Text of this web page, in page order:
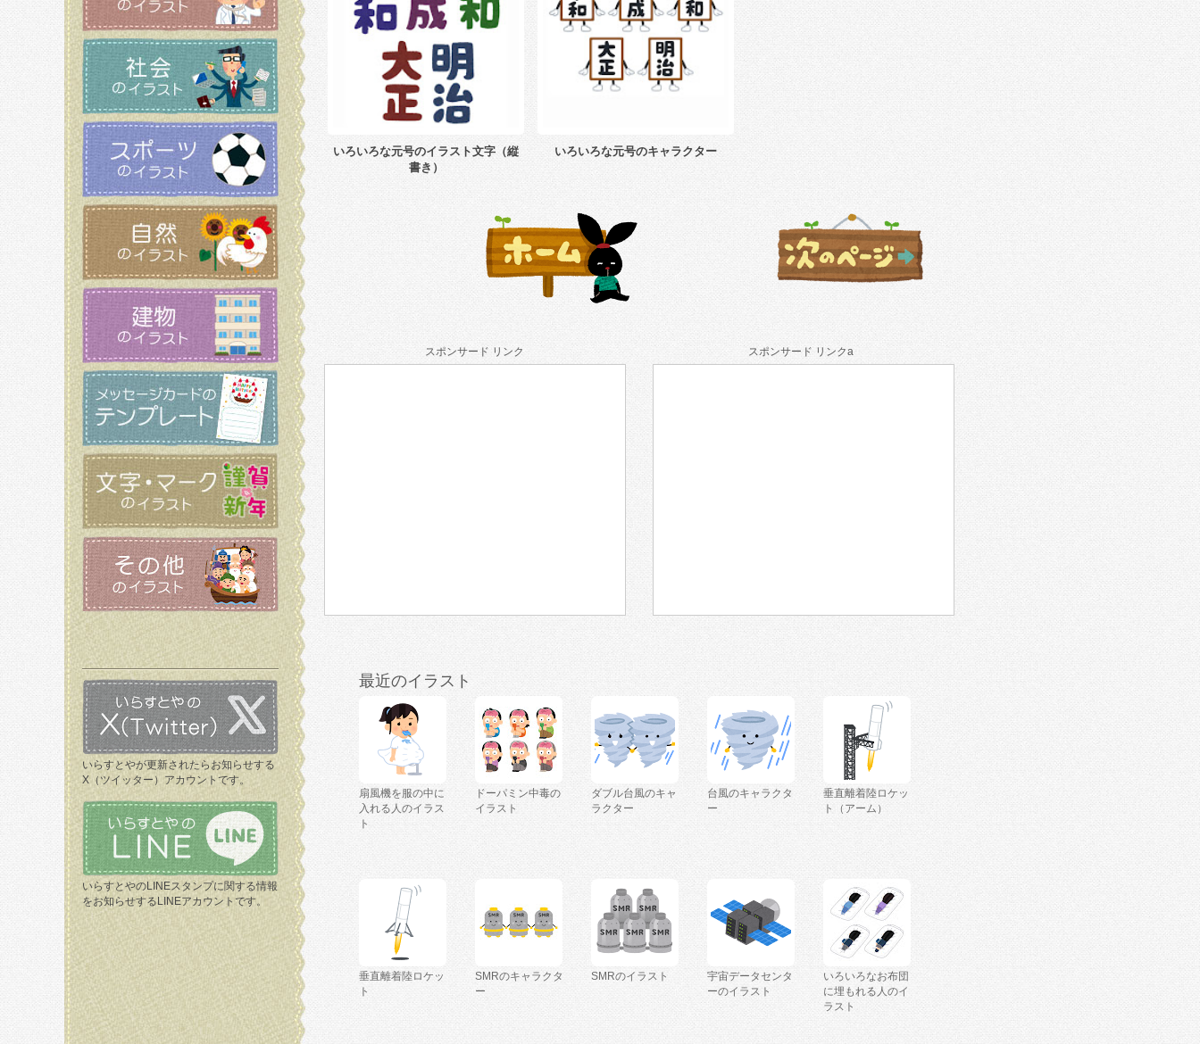
いらすとやが更新されたらお知らせする
X（ツイッター）アカウントです。
いらすとやのLINEスタンプに関する情報
をお知らせするLINEアカウントです。
いろいろな元号のイラスト文字（縦
書き）
いろいろな元号のキャラクター
スポンサード リンク スポンサード リンクa
最近のイラスト
扇風機を服の中に
入れる人のイラス
ト
ドーパミン中毒の
イラスト
ダブル台風のキャ
ラクター
台風のキャラクタ
ー
垂直離着陸ロケッ
ト（アーム）
垂直離着陸ロケッ
ト
SMRのキャラクタ
ー
SMRのイラスト
宇宙データセンタ
ーのイラスト
いろいろなお布団
に埋もれる人のイ
ラスト